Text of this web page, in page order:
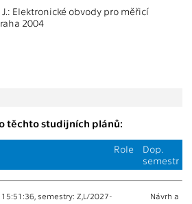
J.: Elektronické obvody pro měřicí
2004
těchto studijních plánů:
Role
Dop.
semestr
semestry: Z,L/2027-
Návrh a